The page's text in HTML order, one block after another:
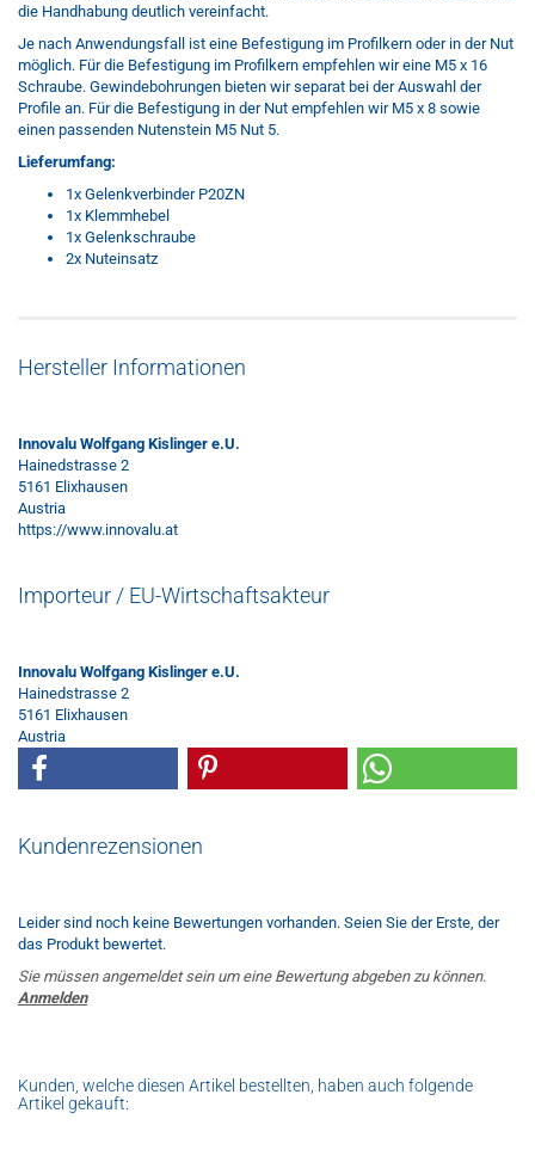
die Handhabung deutlich vereinfacht.
Je nach Anwendungsfall ist eine Befestigung im Profilkern oder in der Nut
möglich. Für die Befestigung im Profilkern empfehlen wir eine M5 x 16
Schraube. Gewindebohrungen bieten wir separat bei der Auswahl der
Profile an. Für die Befestigung in der Nut empfehlen wir M5 x 8 sowie
einen passenden Nutenstein M5 Nut 5.
Lieferumfang:
1x Gelenkverbinder P20ZN
1x Klemmhebel
1x Gelenkschraube
2x Nuteinsatz
Hersteller Informationen
Innovalu Wolfgang Kislinger e.U.
Hainedstrasse 2
5161 Elixhausen
Austria
https://www.innovalu.at
Importeur / EU-Wirtschaftsakteur
Innovalu Wolfgang Kislinger e.U.
Hainedstrasse 2
5161 Elixhausen
Austria
Kundenrezensionen
Leider sind noch keine Bewertungen vorhanden. Seien Sie der Erste, der
das Produkt bewertet.
Sie müssen angemeldet sein um eine Bewertung abgeben zu können.
Anmelden
Kunden, welche diesen Artikel bestellten, haben auch folgende
Artikel gekauft: